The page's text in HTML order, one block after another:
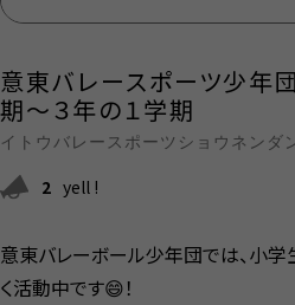
意東バレースポーツ少年
期～３年の１学期
イトウバレースポーツショウネンダ
2 yell !
意東バレーボール少年団では、小
く活動中です😄！